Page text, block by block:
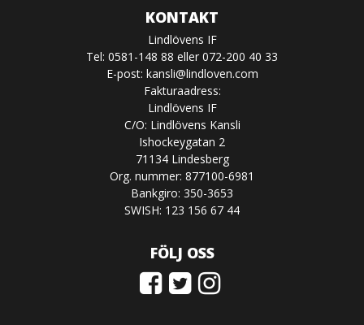
KONTAKT
Lindlövens IF
Tel: 0581-148 88 eller 072-200 40 33
E-post: kansli@lindloven.com
Fakturaadress:
Lindlövens IF
C/O: Lindlövens Kansli
Ishockeygatan 2
71134 Lindesberg
Org. nummer: 877100-6981
Bankgiro: 350-3653
SWISH: 123 156 67 44
FÖLJ OSS